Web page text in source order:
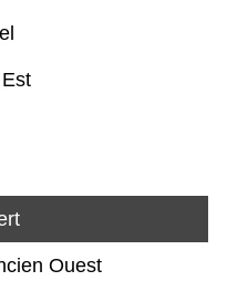
Ouest